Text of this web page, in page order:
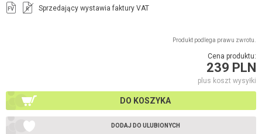
FV R Sprzedający wystawia faktury VAT
Produkt podlega prawu zwrotu.
Cena produktu:
239 PLN
plus koszt wysyłki
DO KOSZYKA
DODAJ DO ULUBIONYCH